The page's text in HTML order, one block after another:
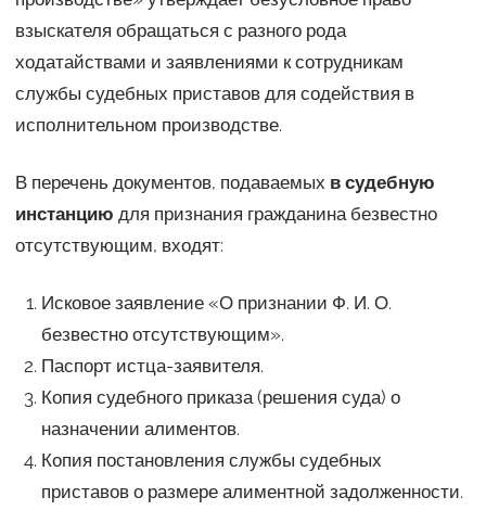
взыскателя обращаться с разного рода
ходатайствами и заявлениями к сотрудникам
службы судебных приставов для содействия в
исполнительном производстве.
В перечень документов, подаваемых в судебную
инстанцию для признания гражданина безвестно
отсутствующим, входят:
Исковое заявление «О признании Ф. И. О.
безвестно отсутствующим».
Паспорт истца-заявителя.
Копия судебного приказа (решения суда) о
назначении алиментов.
Копия постановления службы судебных
приставов о размере алиментной задолженности.